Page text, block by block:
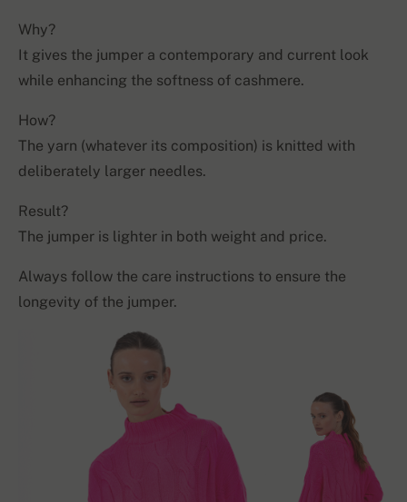
Why?
It gives the jumper a contemporary and current look
while enhancing the softness of cashmere.
How?
The yarn (whatever its composition) is knitted with
deliberately larger needles.
Result?
The jumper is lighter in both weight and price.
Always follow the care instructions to ensure the
longevity of the jumper.